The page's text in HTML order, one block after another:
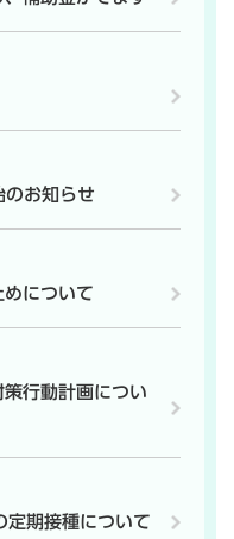
のお知らせ
について
行動計画につい
定期接種について